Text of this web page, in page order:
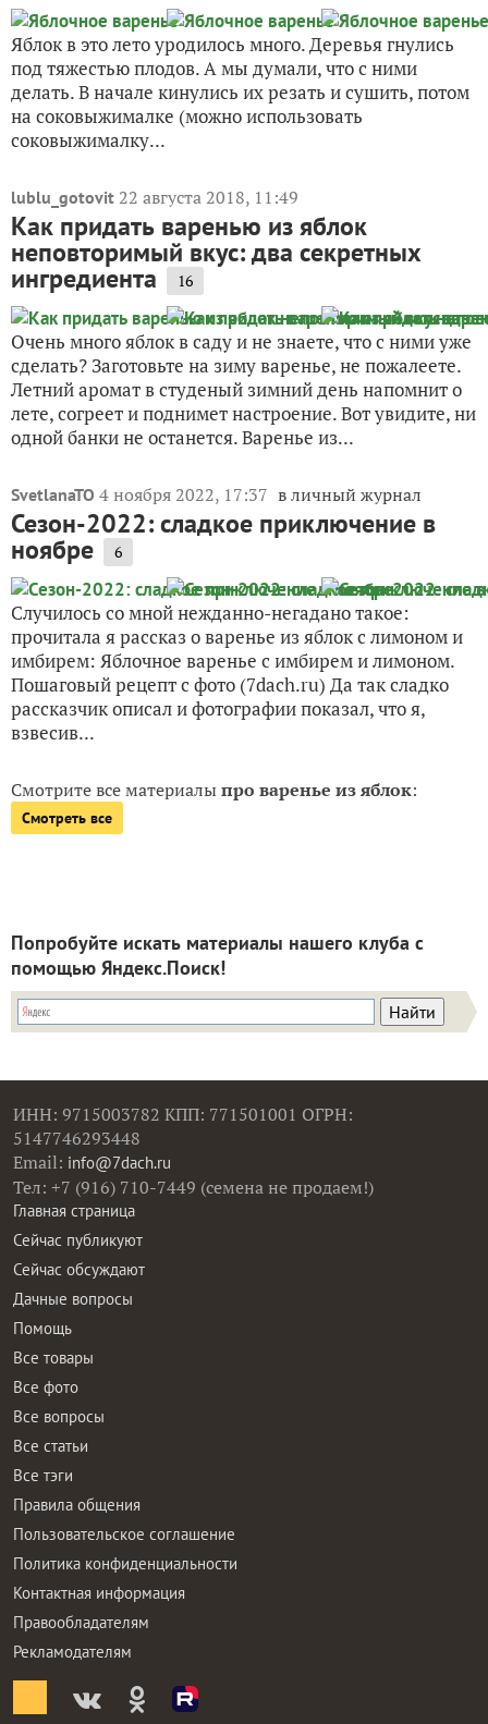
Яблок в это лето уродилось много. Деревья гнулись
под тяжестью плодов. А мы думали, что с ними
делать. В начале кинулись их резать и сушить, потом
на соковыжималке (можно использовать
соковыжималку...
lublu_gotovit 22 августа 2018, 11:49
Как придать варенью из яблок
неповторимый вкус: два секретных
ингредиента 16
Очень много яблок в саду и не знаете, что с ними уже
сделать? Заготовьте на зиму варенье, не пожалеете.
Летний аромат в студеный зимний день напомнит о
лете, согреет и поднимет настроение. Вот увидите, ни
одной банки не останется. Варенье из...
SvetlanaTO 4 ноября 2022, 17:37 в личный журнал
Сезон-2022: сладкое приключение в
ноябре 6
Случилось со мной нежданно-негадано такое:
прочитала я рассказ о варенье из яблок с лимоном и
имбирем: Яблочное варенье с имбирем и лимоном.
Пошаговый рецепт с фото (7dach.ru) Да так сладко
рассказчик описал и фотографии показал, что я,
взвесив...
Смотрите все материалыпро варенье из яблок:
Смотреть все
Попробуйте искать материалы нашего клуба с
помощью Яндекс.Поиск!
ИНН: 9715003782 КПП: 771501001 ОГРН:
5147746293448
Email: info@7dach.ru
Тел: +7 (916) 710-7449 (семена не продаем!)
Главная страница
Сейчас публикуют
Сейчас обсуждают
Дачные вопросы
Помощь
Все товары
Все фото
Все вопросы
Все статьи
Все тэги
Правила общения
Пользовательское соглашение
Политика конфиденциальности
Контактная информация
Правообладателям
Рекламодателям